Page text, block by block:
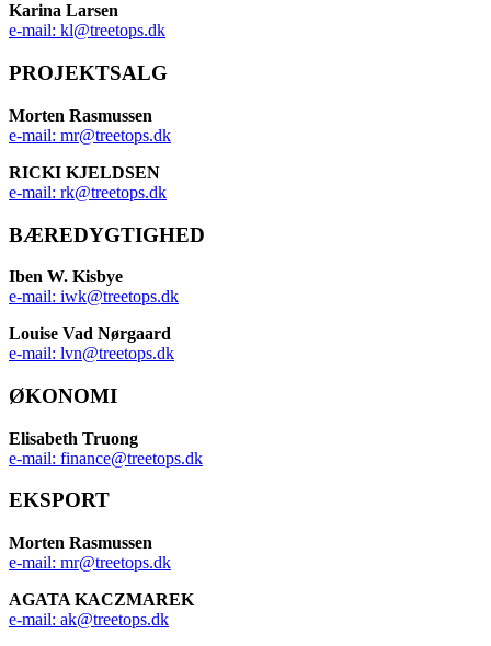
Karina Larsen
e-mail: kl@treetops.dk
PROJEKTSALG
Morten Rasmussen
e-mail: mr@treetops.dk
RICKI KJELDSEN
e-mail: rk@treetops.dk
BÆREDYGTIGHED
Iben W. Kisbye
e-mail: iwk@treetops.dk
Louise Vad Nørgaard
e-mail: lvn@treetops.dk
ØKONOMI
Elisabeth Truong
e-mail: finance@treetops.dk
EKSPORT
Morten Rasmussen
e-mail: mr@treetops.dk
AGATA KACZMAREK
e-mail: ak@treetops.dk